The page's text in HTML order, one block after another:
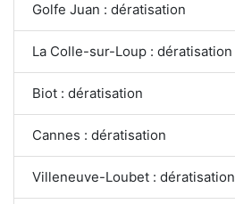
Golfe Juan : dératisation
La Colle-sur-Loup : dératisation
Biot : dératisation
Cannes : dératisation
Villeneuve-Loubet : dératisation